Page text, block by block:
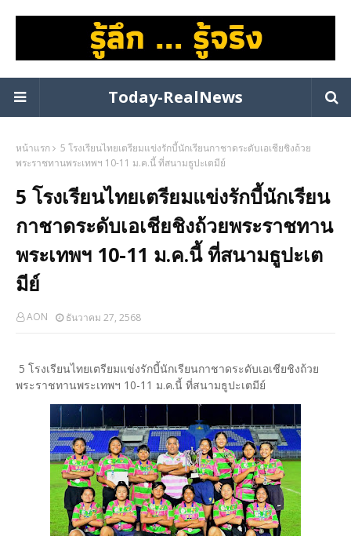
Today-RealNews
หน้าแรก
5 โรงเรียนไทยเตรียมแข่งรักบี้นักเรียนกาชาดระดับเอเชียชิงถ้วย
พระราชทานพระเทพฯ 10-11 ม.ค.นี้ ที่สนามธูปะเตมีย์
5 โรงเรียนไทยเตรียมแข่งรักบี้นักเรียน
กาชาดระดับเอเชียชิงถ้วยพระราชทาน
พระเทพฯ 10-11 ม.ค.นี้ ที่สนามธูปะเต
มีย์
AON ธันวาคม 27, 2568
5 โรงเรียนไทยเตรียมแข่งรักบี้นักเรียนกาชาดระดับเอเชียชิงถ้วย
พระราชทานพระเทพฯ 10-11 ม.ค.นี้ ที่สนามธูปะเตมีย์